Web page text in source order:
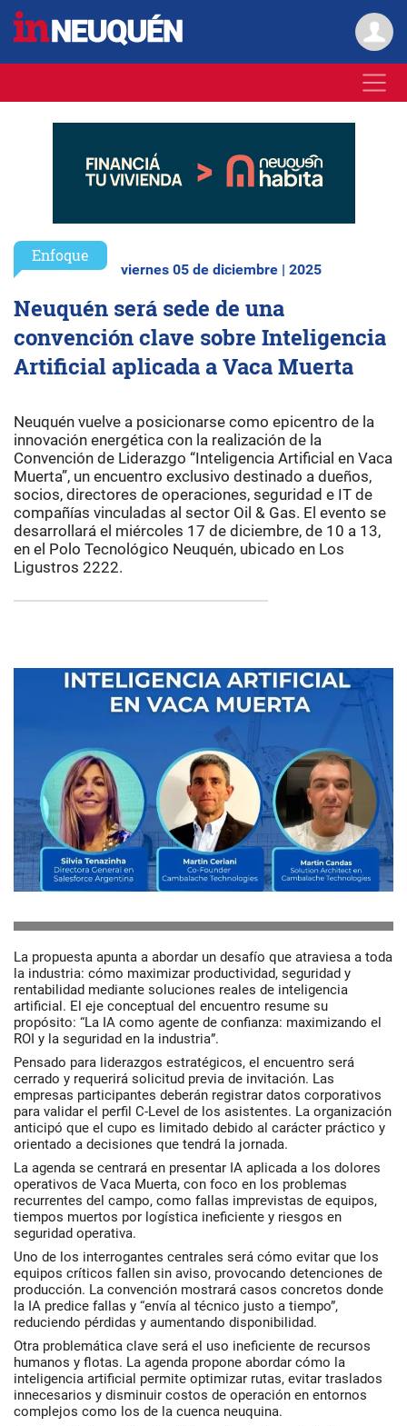
Enfoque
viernes 05 de diciembre | 2025
Neuquén será sede de una
convención clave sobre Inteligencia
Artificial aplicada a Vaca Muerta
Neuquén vuelve a posicionarse como epicentro de la
innovación energética con la realización de la
Convención de Liderazgo “Inteligencia Artificial en Vaca
Muerta”, un encuentro exclusivo destinado a dueños,
socios, directores de operaciones, seguridad e IT de
compañías vinculadas al sector Oil & Gas. El evento se
desarrollará el miércoles 17 de diciembre, de 10 a 13,
en el Polo Tecnológico Neuquén, ubicado en Los
Ligustros 2222.
La propuesta apunta a abordar un desafío que atraviesa a toda
la industria: cómo maximizar productividad, seguridad y
rentabilidad mediante soluciones reales de inteligencia
artificial. El eje conceptual del encuentro resume su
propósito: “La IA como agente de confianza: maximizando el
ROI y la seguridad en la industria”.
Pensado para liderazgos estratégicos, el encuentro será
cerrado y requerirá solicitud previa de invitación. Las
empresas participantes deberán registrar datos corporativos
para validar el perfil C-Level de los asistentes. La organización
anticipó que el cupo es limitado debido al carácter práctico y
orientado a decisiones que tendrá la jornada.
La agenda se centrará en presentar IA aplicada a los dolores
operativos de Vaca Muerta, con foco en los problemas
recurrentes del campo, como fallas imprevistas de equipos,
tiempos muertos por logística ineficiente y riesgos en
seguridad operativa.
Uno de los interrogantes centrales será cómo evitar que los
equipos críticos fallen sin aviso, provocando detenciones de
producción. La convención mostrará casos concretos donde
la IA predice fallas y “envía al técnico justo a tiempo”,
reduciendo pérdidas y aumentando disponibilidad.
Otra problemática clave será el uso ineficiente de recursos
humanos y flotas. La agenda propone abordar cómo la
inteligencia artificial permite optimizar rutas, evitar traslados
innecesarios y disminuir costos de operación en entornos
complejos como los de la cuenca neuquina.